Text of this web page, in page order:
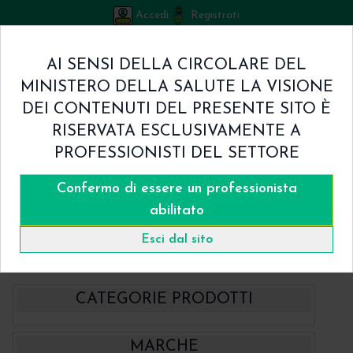
Accedi Registrati
Bicuspid
Home
Shop
Termini & Condizioni
Contatti
Carrello
Catalogo
Home Catalogo
- BBraun Aesculap Strumenti
Endodonzia chirurgica Aesculap
CATEGORIE PRODOTTI
MARCHE
AI SENSI DELLA CIRCOLARE DEL
MINISTERO DELLA SALUTE LA VISIONE
DEI CONTENUTI DEL PRESENTE SITO È
RISERVATA ESCLUSIVAMENTE A
PROFESSIONISTI DEL SETTORE
Esci dal sito
Confermo di essere un professionista
abilitato